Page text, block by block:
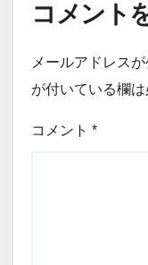
コメント
メールアドレス
が付いている欄
コメント *